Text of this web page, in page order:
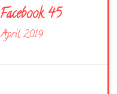
45
2019